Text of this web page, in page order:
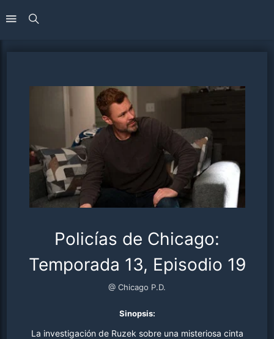
Policías de Chicago:
Temporada 13, Episodio 19
@ Chicago P.D.
Sinopsis:
La investigación de Ruzek sobre una misteriosa cinta